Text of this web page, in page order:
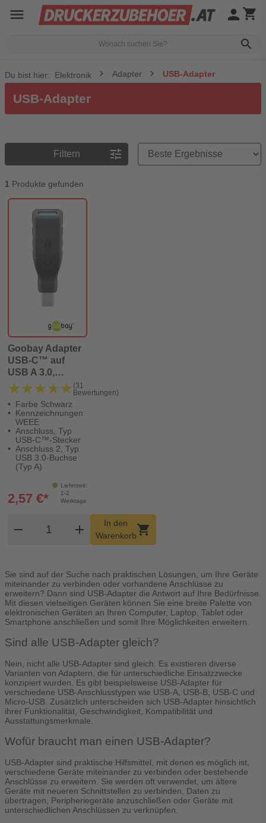
menu
search
person shopping_cart
Du bist hier: Elektronik Adapter USB-Adapter
USB-Adapter
Filtern tune
Preisreihenfolge
1 Produkte gefunden
Goobay Adapter
USB-C™ auf
USB A 3.0,
schwarz
★★★★★
★★★★★ (31
Bewertungen)
Farbe Schwarz
Kennzeichnungen
WEEE
Anschluss, Typ
USB-C™-Stecker
Anschluss 2, Typ
USB 3.0-Buchse
(Typ A)
Lieferzeit:
1-2
Werktage
2,57 €*
remove
Produkt Warenkorb Menge
add
In den
Warenkorbshopping_cart
Sie sind auf der Suche nach praktischen Lösungen, um Ihre Geräte
miteinander zu verbinden oder vorhandene Anschlüsse zu
erweitern? Dann sind USB-Adapter die Antwort auf Ihre Bedürfnisse.
Mit diesen vielseitigen Geräten können Sie eine breite Palette von
elektronischen Geräten an Ihren Computer, Laptop, Tablet oder
Smartphone anschließen und somit Ihre Möglichkeiten erweitern.
Sind alle USB-Adapter gleich?
Nein, nicht alle USB-Adapter sind gleich. Es existieren diverse
Varianten von Adaptern, die für unterschiedliche Einsatzzwecke
konzipiert wurden. Es gibt beispielsweise USB-Adapter für
verschiedene USB-Anschlusstypen wie USB-A, USB-B, USB-C und
Micro-USB. Zusätzlich unterscheiden sich USB-Adapter hinsichtlich
ihrer Funktionalität, Geschwindigkeit, Kompatibilität und
Ausstattungsmerkmale.
Wofür braucht man einen USB-Adapter?
USB-Adapter sind praktische Hilfsmittel, mit denen es möglich ist,
verschiedene Geräte miteinander zu verbinden oder bestehende
Anschlüsse zu erweitern. Sie werden oft verwendet, um ältere
Geräte mit neueren Schnittstellen zu verbinden, Daten zu
übertragen, Peripheriegeräte anzuschließen oder Geräte mit
unterschiedlichen Anschlüssen zu verknüpfen.